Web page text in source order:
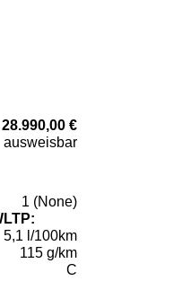
28.990,00 €
ausweisbar
1 (None)
5,1 l/100km
115 g/km
C